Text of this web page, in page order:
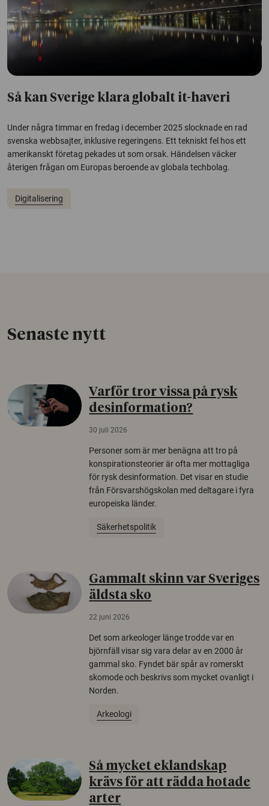
Så kan Sverige klara globalt it-haveri
Under några timmar en fredag i december 2025 slocknade en rad
svenska webbsajter, inklusive regeringens. Ett tekniskt fel hos ett
amerikanskt företag pekades ut som orsak. Händelsen väcker
återigen frågan om Europas beroende av globala techbolag.
Digitalisering
Senaste nytt
Varför tror vissa på rysk
desinformation?
30 juli 2026
Personer som är mer benägna att tro på
konspirationsteorier är ofta mer mottagliga
för rysk desinformation. Det visar en studie
från Försvarshögskolan med deltagare i fyra
europeiska länder.
Säkerhetspolitik
Gammalt skinn var Sveriges
äldsta sko
22 juni 2026
Det som arkeologer länge trodde var en
björnfäll visar sig vara delar av en 2000 år
gammal sko. Fyndet bär spår av romerskt
skomode och beskrivs som mycket ovanligt i
Norden.
Arkeologi
Så mycket eklandskap
krävs för att rädda hotade
arter